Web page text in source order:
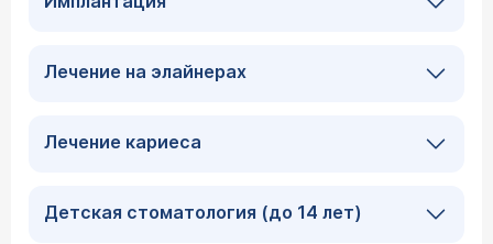
Лечение на элайнерах
Лечение кариеса
Детская стоматология (до 14 лет)